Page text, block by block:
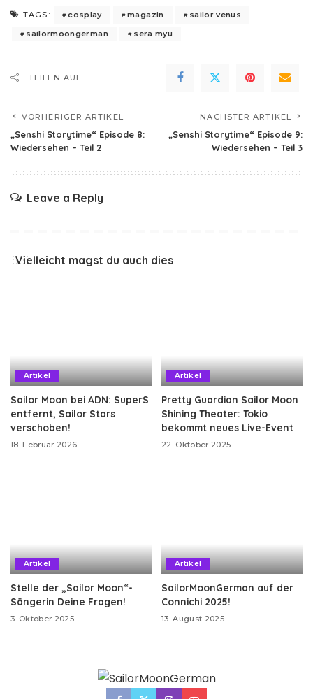
TAGS: cosplay magazin
sailor venus
sailormoongerman
sera myu
TEILEN AUF
VORHERIGER ARTIKEL
„Senshi Storytime“ Episode 8:
Wiedersehen – Teil 2
NÄCHSTER ARTIKEL
„Senshi Storytime“ Episode 9:
Wiedersehen – Teil 3
Leave a Reply
Vielleicht magst du auch dies
Artikel
Sailor Moon bei ADN: SuperS
entfernt, Sailor Stars
verschoben!
18. Februar 2026
Artikel
Pretty Guardian Sailor Moon
Shining Theater: Tokio
bekommt neues Live-Event
22. Oktober 2025
Artikel
Stelle der „Sailor Moon“-
Sängerin Deine Fragen!
3. Oktober 2025
Artikel
SailorMoonGerman auf der
Connichi 2025!
13. August 2025